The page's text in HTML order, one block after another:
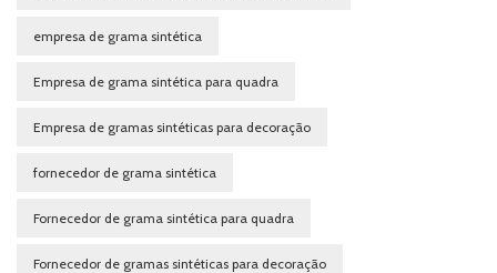
empresa de grama sintética
Empresa de grama sintética para quadra
Empresa de gramas sintéticas para decoração
fornecedor de grama sintética
Fornecedor de grama sintética para quadra
Fornecedor de gramas sintéticas para decoração